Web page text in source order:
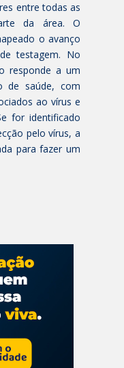
entre todas as
da área. O
o avanço
testagem. No
responde a um
de saúde, com
ao vírus e
for identificado
pelo vírus, a
para fazer um